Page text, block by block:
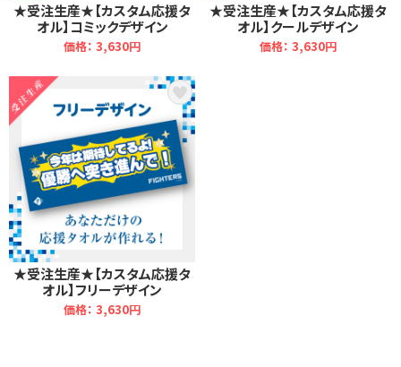
★受注生産★【カスタム応援タ
オル】コミックデザイン
価格： 3,630円
★受注生産★【カスタム応援タ
オル】クールデザイン
価格： 3,630円
★受注生産★【カスタム応援タ
オル】フリーデザイン
価格： 3,630円